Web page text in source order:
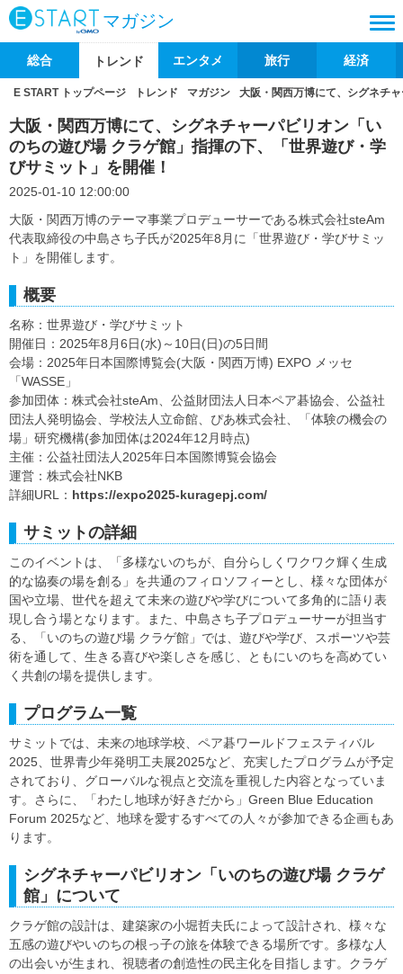
マガジン
総合 トレンド エンタメ 旅行 経済
E START トップページ トレンド マガジン 大阪・関西万博にて、シグネチ
大阪・関西万博にて、シグネチャーパビリオン「い
のちの遊び場 クラゲ館」指揮の下、「世界遊び・学
びサミット」を開催！
2025-01-10 12:00:00
大阪・関西万博のテーマ事業プロデューサーである株式会社steAm
代表取締役の中島さち子氏が2025年8月に「世界遊び・学びサミッ
ト」を開催します。
概要
名称：世界遊び・学びサミット
開催日：2025年8月6日(水)～10日(日)の5日間
会場：2025年日本国際博覧会(大阪・関西万博) EXPO メッセ
「WASSE」
参加団体：株式会社steAm、公益財団法人日本ペア碁協会、公益社
団法人発明協会、学校法人立命館、ぴあ株式会社、「体験の機会の
場」研究機構(参加団体は2024年12月時点)
主催：公益社団法人2025年日本国際博覧会協会
運営：株式会社NKB
詳細URL： https://expo2025-kuragepj.com/
サミットの詳細
このイベントは、「多様ないのちが、自分らしくワクワク輝く生成
的な協奏の場を創る」を共通のフィロソフィーとし、様々な団体が
国や立場、世代を超えて未来の遊びや学びについて多角的に語り表
現し合う場となります。また、中島さち子プロデューサーが担当す
る、「いのちの遊び場 クラゲ館」では、遊びや学び、スポーツや芸
術を通して、生きる喜びや楽しさを感じ、ともにいのちを高めてい
く共創の場を提供します。
プログラム一覧
サミットでは、未来の地球学校、ペア碁ワールドフェスティバル
2025、世界青少年発明工夫展2025など、充実したプログラムが予定
されており、グローバルな視点と交流を重視した内容となっていま
す。さらに、「わたし地球が好きだから」Green Blue Education
Forum 2025など、地球を愛するすべての人々が参加できる企画もあ
ります。
シグネチャーパビリオン「いのちの遊び場 クラゲ
館」について
クラゲ館の設計は、建築家の小堀哲夫氏によって設計され、様々な
五感の遊びやいのちの根っ子の旅を体験できる場所です。多様な人
の出会いが生まれ、視聴者の創造性の民主化を目指します。クラゲ